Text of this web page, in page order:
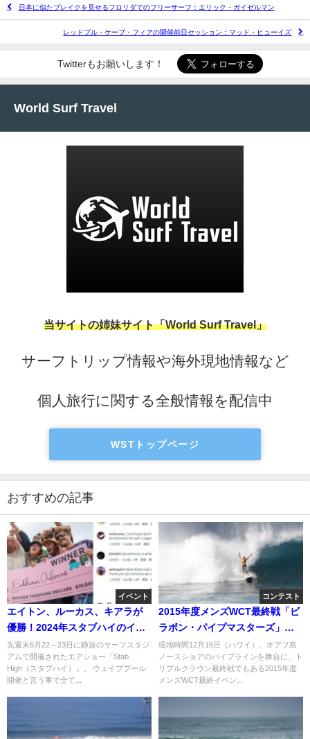
日本に似たブレイクを見せるフロリダでのフリーサーフ：エリック・ガイゼルマン
レッドブル・ケープ・フィアの開催前日セッション：マッド・ヒューイズ
Twitterもお願いします！
World Surf Travel
当サイトの姉妹サイト「World Surf Travel」
サーフトリップ情報や海外現地情報など
個人旅行に関する全般情報を配信中
WSTトップページ
おすすめの記事
イベント
エイトン、ルーカス、キアラが
優勝！2024年スタブハイのイベ
ント結果
先週末6月22～23日に静波のサーフスタジ
アムで開催されたエアショー「Stab
High（スタブハイ）」。 ウェイブプール
開催と言う事で全て...
コンテスト
2015年度メンズWCT最終戦「ビ
ラボン・パイプマスターズ」：
三日目ハイライト
現地時間12月16日（ハワイ）、オアフ島
ノースショアのパイプラインを舞台に、ト
リプルクラウン最終戦でもある2015年度
メンズWCT最終イベン...